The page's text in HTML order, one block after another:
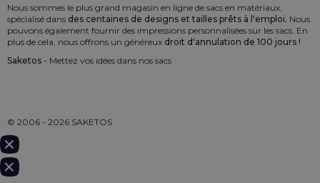
Nous sommes le plus grand magasin en ligne de sacs en matériaux,
spécialisé dans des centaines de designs et tailles prêts à l'emploi. Nous
pouvons également fournir des impressions personnalisées sur les sacs. En
plus de cela, nous offrons un généreux droit d'annulation de 100 jours !
Saketos - Mettez vos idées dans nos sacs
© 2006 - 2026 SAKETOS